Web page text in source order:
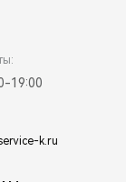
19:00
k.ru